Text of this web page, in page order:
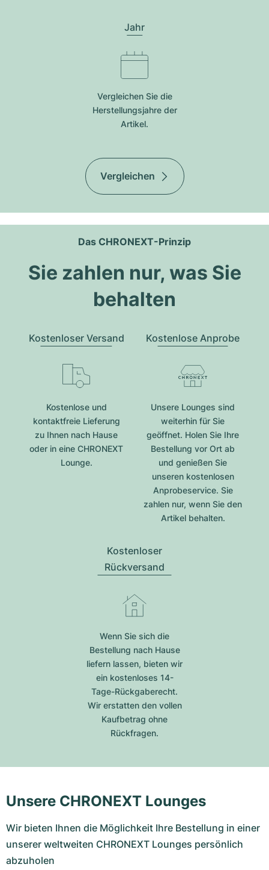
Jahr
Vergleichen Sie die
Herstellungsjahre der
Artikel.
Vergleichen
Das CHRONEXT-Prinzip
Sie zahlen nur, was Sie
behalten
Kostenloser Versand
Kostenlose und
kontaktfreie Lieferung
zu Ihnen nach Hause
oder in eine CHRONEXT
Lounge.
Kostenlose Anprobe
Unsere Lounges sind
weiterhin für Sie
geöffnet. Holen Sie Ihre
Bestellung vor Ort ab
und genießen Sie
unseren kostenlosen
Anprobeservice. Sie
zahlen nur, wenn Sie den
Artikel behalten.
Kostenloser
Rückversand
Wenn Sie sich die
Bestellung nach Hause
liefern lassen, bieten wir
ein kostenloses 14-
Tage-Rückgaberecht.
Wir erstatten den vollen
Kaufbetrag ohne
Rückfragen.
Unsere CHRONEXT Lounges
Wir bieten Ihnen die Möglichkeit Ihre Bestellung in einer
unserer weltweiten CHRONEXT Lounges persönlich
abzuholen